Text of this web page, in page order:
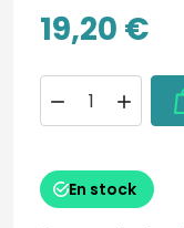
19,20 €
 
En stock